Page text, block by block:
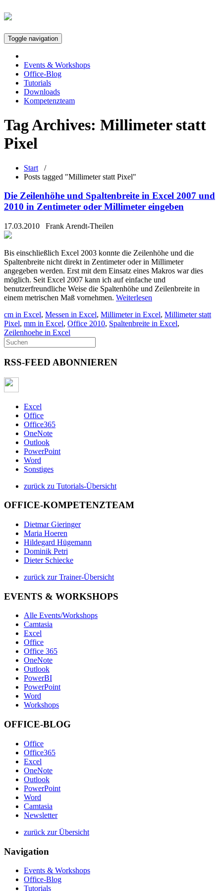
Toggle navigation
Events & Workshops
Office-Blog
Tutorials
Downloads
Kompetenzteam
Tag Archives: Millimeter statt
Pixel
Start /
Posts tagged "Millimeter statt Pixel"
Die Zeilenhöhe und Spaltenbreite in Excel 2007 und
2010 in Zentimeter oder Millimeter eingeben
17.03.2010 Frank Arendt-Theilen
Bis einschließlich Excel 2003 konnte die Zeilenhöhe und die
Spaltenbreite nicht direkt in Zentimeter oder in Millimeter
angegeben werden. Erst mit dem Einsatz eines Makros war dies
möglich. Seit Excel 2007 kann ich auf einfache und
benutzerfreundliche Weise die Spaltenhöhe und Zeilenbreite in
einem metrischen Maß vornehmen. Weiterlesen
cm in Excel, Messen in Excel, Millimeter in Excel, Millimeter statt
Pixel, mm in Excel, Office 2010, Spaltenbreite in Excel,
Zeilenhoehe in Excel
RSS-FEED ABONNIEREN
Excel
Office
Office365
OneNote
Outlook
PowerPoint
Word
Sonstiges
zurück zu Tutorials-Übersicht
OFFICE-KOMPETENZTEAM
Dietmar Gieringer
Maria Hoeren
Hildegard Hügemann
Dominik Petri
Dieter Schiecke
zurück zur Trainer-Übersicht
EVENTS & WORKSHOPS
Alle Events/Workshops
Camtasia
Excel
Office
Office 365
OneNote
Outlook
PowerBI
PowerPoint
Word
Workshops
OFFICE-BLOG
Office
Office365
Excel
OneNote
Outlook
PowerPoint
Word
Camtasia
Newsletter
zurück zur Übersicht
Navigation
Events & Workshops
Office-Blog
Tutorials